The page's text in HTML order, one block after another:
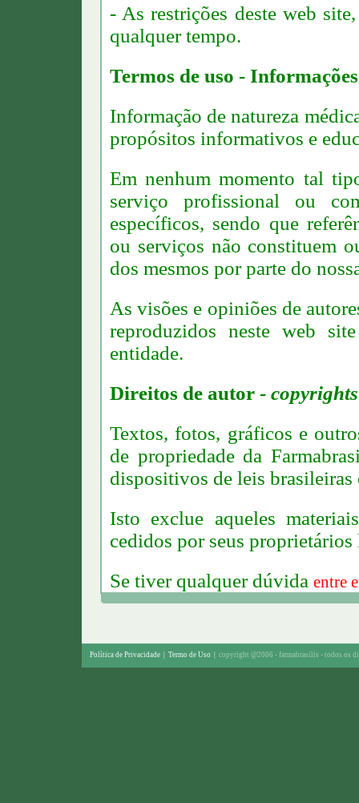
- As restrições deste web
qualquer tempo.
Termos de uso -
Informação de natureza
propósitos informativos e
Em nenhum momento tal
serviço profissional ou
específicos, sendo que
ou serviços não constituem
dos mesmos por parte do
As visões e opiniões de
reproduzidos neste web
entidade.
Direitos de autor - copyrights
Textos, fotos, gráficos e
de propriedade da
dispositivos de leis brasileiras
Isto exclue aqueles
cedidos por seus
Se tiver qualquer dúvida entre
Política de Privacidade Termo de Uso copyright @2006 - farmabrasilis - todos os